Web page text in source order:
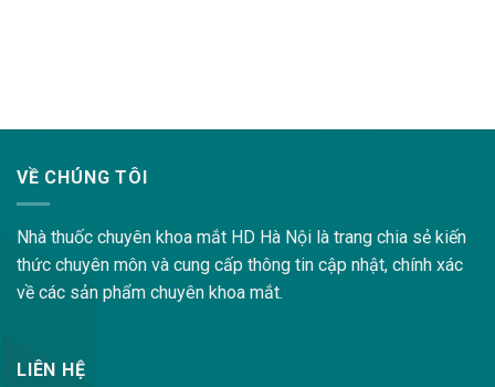
VỀ CHÚNG TÔI
Nhà thuốc chuyên khoa mắt HD Hà Nội là trang chia sẻ kiến
thức chuyên môn và cung cấp thông tin cập nhật, chính xác
về các sản phẩm chuyên khoa mắt.
LIÊN HỆ